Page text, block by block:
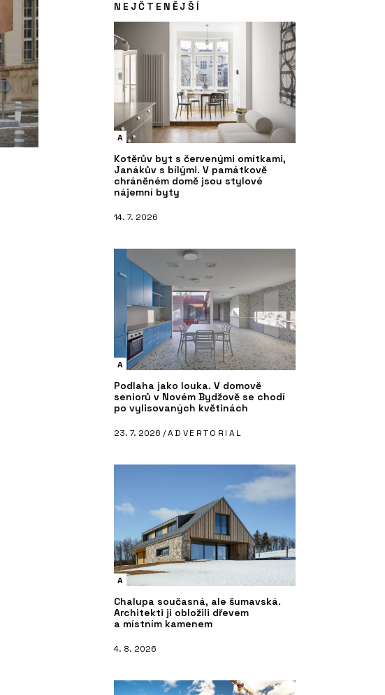
NEJČTENĚJŠÍ
A
Kotěrův byt s červenými omítkami,
Janákův s bílými. V památkově
chráněném domě jsou stylové
nájemní byty
14. 7. 2026
A
Podlaha jako louka. V domově
seniorů v Novém Bydžově se chodí
po vylisovaných květinách
23. 7. 2026 /ADVERTORIAL
A
Chalupa současná, ale šumavská.
Architekti ji obložili dřevem
a místním kamenem
4. 8. 2026